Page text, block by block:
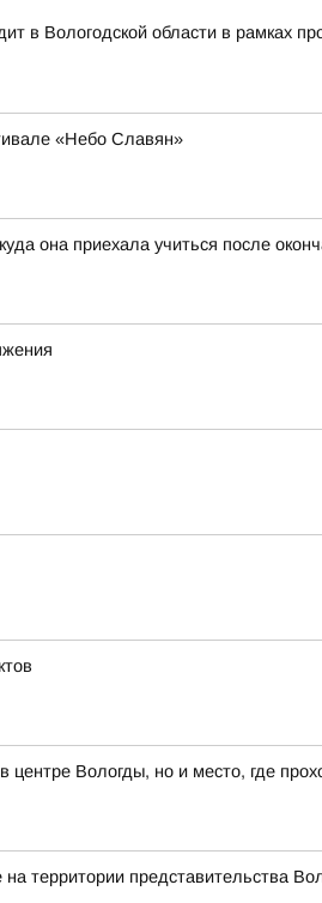
в Вологодской области в рамках
«Небо Славян»
она приехала учиться после
Вологды, но и место, где
территории представительства